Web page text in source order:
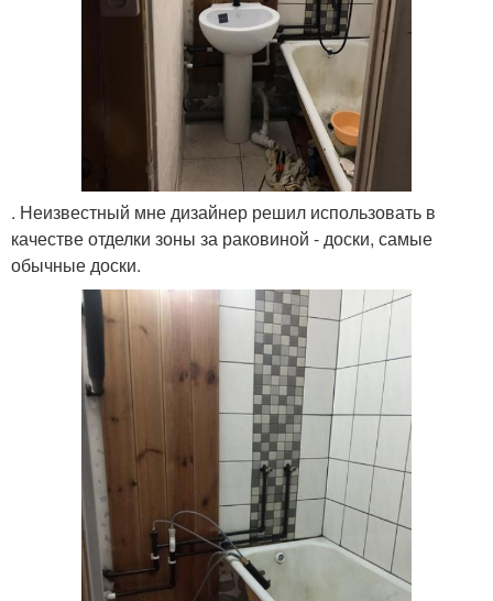
. Неизвестный мне дизайнер решил использовать в
качестве отделки зоны за раковиной - доски, самые
обычные доски.